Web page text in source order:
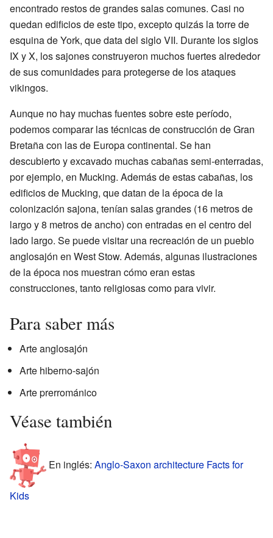
encontrado restos de grandes salas comunes. Casi no
quedan edificios de este tipo, excepto quizás la torre de
esquina de York, que data del siglo VII. Durante los siglos
IX y X, los sajones construyeron muchos fuertes alrededor
de sus comunidades para protegerse de los ataques
vikingos.
Aunque no hay muchas fuentes sobre este período,
podemos comparar las técnicas de construcción de Gran
Bretaña con las de Europa continental. Se han
descubierto y excavado muchas cabañas semi-enterradas,
por ejemplo, en Mucking. Además de estas cabañas, los
edificios de Mucking, que datan de la época de la
colonización sajona, tenían salas grandes (16 metros de
largo y 8 metros de ancho) con entradas en el centro del
lado largo. Se puede visitar una recreación de un pueblo
anglosajón en West Stow. Además, algunas ilustraciones
de la época nos muestran cómo eran estas
construcciones, tanto religiosas como para vivir.
Para saber más
Arte anglosajón
Arte hiberno-sajón
Arte prerrománico
Véase también
En inglés: Anglo-Saxon architecture Facts for
Kids